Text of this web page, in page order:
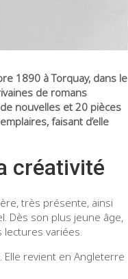
1890 à Torquay, dans le
de romans
nouvelles et 20 pièces
faisant d’elle
créativité
très présente, ainsi
Dès son plus jeune âge,
variées.
revient en Angleterre